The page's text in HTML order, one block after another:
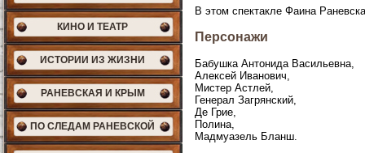
КИНО И ТЕАТР
ИСТОРИИ ИЗ ЖИЗНИ
РАНЕВСКАЯ И КРЫМ
ПО СЛЕДАМ РАНЕВСКОЙ
В этом спектакле Фаина
Персонажи
Бабушка Антонида Васильевна,
Алексей Иванович,
Мистер Астлей,
Генерал Загрянский,
Де Грие,
Полина,
Мадмуазель Бланш.